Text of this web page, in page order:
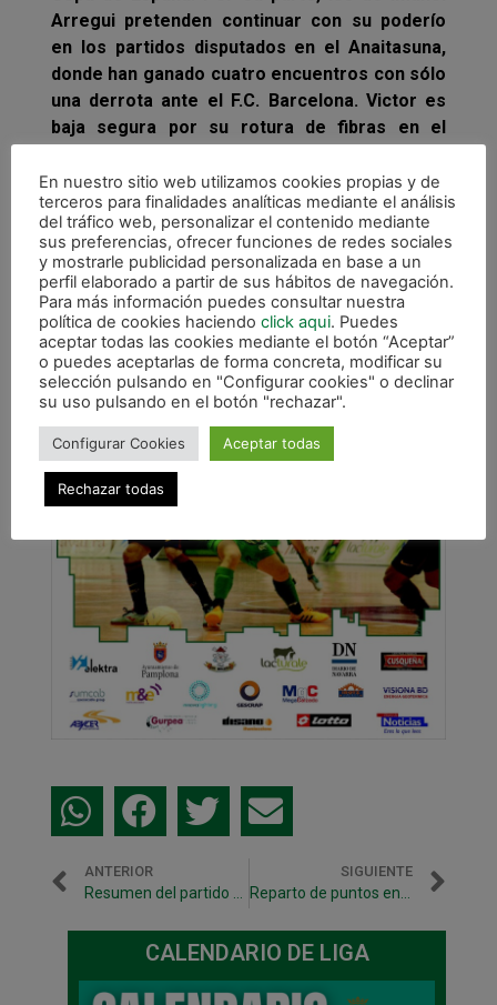
Arregui pretenden continuar con su poderío
en los partidos disputados en el Anaitasuna,
donde han ganado cuatro encuentros con sólo
una derrota ante el F.C. Barcelona. Victor es
baja segura por su rotura de fibras en el
ANTERIOR
Resumen del partido El Pozo Murcia – Magna Navarra
SIGUIENTE
Reparto de puntos entre Magna Navarra y Marfil Santa Coloma (4-4)
CALENDARIO DE LIGA
En nuestro sitio web utilizamos cookies propias y de
terceros para finalidades analíticas mediante el análisis
del tráfico web, personalizar el contenido mediante
sus preferencias, ofrecer funciones de redes sociales
y mostrarle publicidad personalizada en base a un
perfil elaborado a partir de sus hábitos de navegación.
Para más información puedes consultar nuestra
política de cookies haciendo click aqui. Puedes
aceptar todas las cookies mediante el botón “Aceptar”
o puedes aceptarlas de forma concreta, modificar su
selección pulsando en "Configurar cookies" o declinar
su uso pulsando en el botón "rechazar".
Configurar Cookies Aceptar todas
Rechazar todas